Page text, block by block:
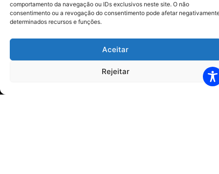
comportamento da navegação ou IDs exclusivos neste site. O não
consentimento ou a revogação do consentimento pode afetar
determinados recursos e funções.
Aceitar
Rejeitar
Horários
Segunda à Quinta-feira: 07h00 às 12h00 13h00 às
Sexta-feira: 07h00 às 12h00 – 13h00 às 16h00